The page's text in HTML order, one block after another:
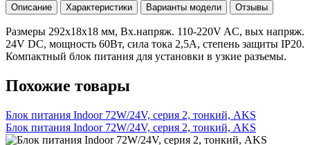
Описание Характеристики Варианты модели Отзывы
Размеры 292х18х18 мм, Вх.напряж. 110-220V AC, вых напряж.
24V DC, мощность 60Вт, сила тока 2,5A, степень защиты IP20.
Компактный блок питания для установки в узкие разъемы.
Похожие товары
Блок питания Indoor 72W/24V, серия 2, тонкий, AKS
Блок питания Indoor 72W/24V, серия 2, тонкий, AKS